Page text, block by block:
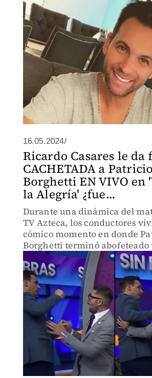
16.05.2024/
Ricardo Casares le da
CACHETADA a Patricio
Borghetti EN VIVO en
la Alegría' ¿fue...
Durante una dinámica del
TV Azteca, los conductores
cómico momento en donde
Borghetti terminó abofeteado
compañero, a quien él ayudó
sufrió un infarto.